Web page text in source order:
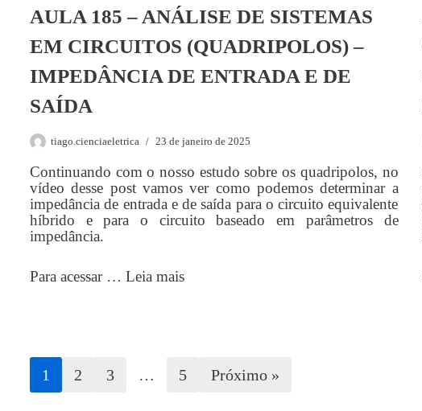
AULA 185 – ANÁLISE DE SISTEMAS
EM CIRCUITOS (QUADRIPOLOS) –
IMPEDÂNCIA DE ENTRADA E DE
SAÍDA
tiago.cienciaeletrica 23 de janeiro de 2025
Continuando com o nosso estudo sobre os quadripolos, no
vídeo desse post vamos ver como podemos determinar a
impedância de entrada e de saída para o circuito equivalente
híbrido e para o circuito baseado em parâmetros de
impedância.
Para acessar … Leia mais
1 2 3 … 5 Próximo »